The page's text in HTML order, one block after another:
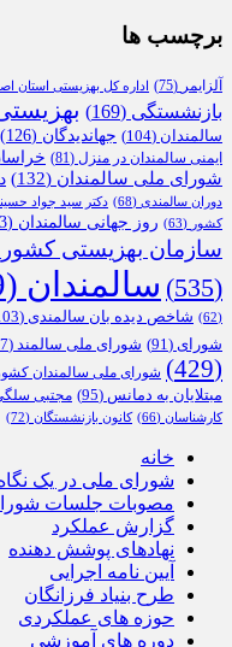
برچسب ها
آلزایمر (75) اداره کل بهزیستی استان
بازنشستگی (169)
سالمندان (104) جهاندیدگان (126)
ایمنی سالمندان در منزل (81)
شورای ملی سالمندان (132)
دوران سالمندی (68) دکتر سید جواد
کشور (63) روز جهانی سالمندان (113)
سازمان بهزیستی کشور
(535)
سالمندان (2249)
(62)
شاخص دیده بان سالمندی (103)
شورای (91) شورای ملی سالمند (107)
(429)
شورای ملی سالمندان
مبتلایان به دمانس (95) مجتبی
کارشناسان (66) کانون بازنشستگان (72)
خانه
شورای ملی در یک
مصوبات جلسات
گزارش عملکرد
نهادهای پوشش دهنده
آیین نامه اجرایی
طرح بنیاد فرزانگان
حوزه های عملکردی
دوره های آموزشی